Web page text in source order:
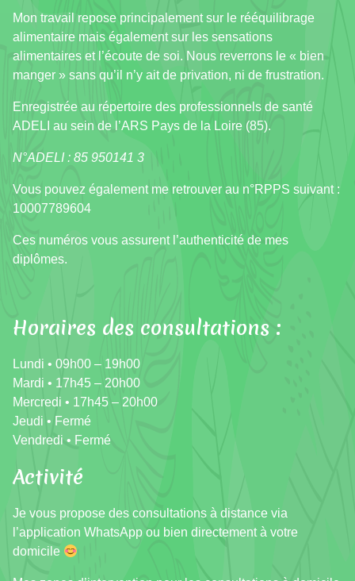
Mon travail repose principalement sur le rééquilibrage
alimentaire mais également sur les sensations
alimentaires et l’écoute de soi. Nous reverrons le « bien
manger » sans qu’il n’y ait de privation, ni de frustration.
Enregistrée au répertoire des professionnels de santé
ADELI au sein de l’ARS Pays de la Loire (85).
N°ADELI : 85 950141 3
Vous pouvez également me retrouver au n°RPPS suivant :
10007789604
Ces numéros vous assurent l’authenticité de mes
diplômes.
Horaires des consultations :
Lundi • 09h00 – 19h00
Mardi • 17h45 – 20h00
Mercredi • 17h45 – 20h00
Jeudi • Fermé
Vendredi • Fermé
Activité
Je vous propose des consultations à distance via
l’application WhatsApp ou bien directement à votre
domicile